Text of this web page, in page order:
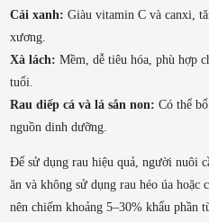
Cải xanh: Giàu vitamin C và canxi,
xương.
Xà lách: Mềm, dễ tiêu hóa, phù hợp
tuổi.
Rau diếp cá và lá sắn non: Có thể
nguồn dinh dưỡng.
Để sử dụng rau hiệu quả, người nuôi
ăn và không sử dụng rau héo úa hoặc
nên chiếm khoảng 5–30% khẩu phần